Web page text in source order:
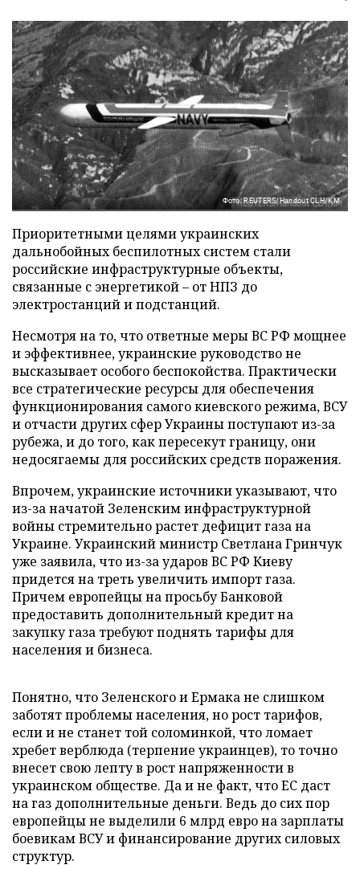
Фото: REUTERS/Handout CLH/KM
Приоритетными целями украинских
дальнобойных беспилотных систем стали
российские инфраструктурные объекты,
связанные с энергетикой – от НПЗ до
электростанций и подстанций.
Несмотря на то, что ответные меры ВС РФ мощнее
и эффективнее, украинские руководство не
высказывает особого беспокойства. Практически
все стратегические ресурсы для обеспечения
функционирования самого киевского режима, ВСУ
и отчасти других сфер Украины поступают из-за
рубежа, и до того, как пересекут границу, они
недосягаемы для российских средств поражения.
Впрочем, украинские источники указывают, что
из-за начатой Зеленским инфраструктурной
войны стремительно растет дефицит газа на
Украине. Украинский министр Светлана Гринчук
уже заявила, что из-за ударов ВС РФ Киеву
придется на треть увеличить импорт газа.
Причем европейцы на просьбу Банковой
предоставить дополнительный кредит на
закупку газа требуют поднять тарифы для
населения и бизнеса.
Понятно, что Зеленского и Ермака не слишком
заботят проблемы населения, но рост тарифов,
если и не станет той соломинкой, что ломает
хребет верблюда (терпение украинцев), то точно
внесет свою лепту в рост напряженности в
украинском обществе. Да и не факт, что ЕС даст
на газ дополнительные деньги. Ведь до сих пор
европейцы не выделили 6 млрд евро на зарплаты
боевикам ВСУ и финансирование других силовых
структур.